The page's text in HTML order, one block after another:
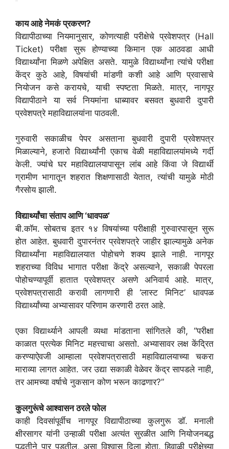
काय आहे नेमकं प्रकरण?
विद्यापीठाच्या नियमानुसार, कोणत्याही परीक्षेचे प्रवेशपत्र (Hall
Ticket) परीक्षा सुरू होण्याच्या किमान एक आठवडा आधी
विद्यार्थ्यांना मिळणे अपेक्षित असते. यामुळे विद्यार्थ्यांना त्यांचे परीक्षा
केंद्र कुठे आहे, विषयांची मांडणी कशी आहे आणि प्रवासाचे
नियोजन कसे करायचे, याची स्पष्टता मिळते. मात्र, नागपूर
विद्यापीठाने या सर्व नियमांना धाब्यावर बसवत बुधवारी दुपारी
प्रवेशपत्रे महाविद्यालयांना पाठवली.
गुरुवारी सकाळीच पेपर असताना बुधवारी दुपारी प्रवेशपत्र
मिळाल्याने, हजारो विद्यार्थ्यांनी एकाच वेळी महाविद्यालयांमध्ये गर्दी
केली. ज्यांचे घर महाविद्यालयापासून लांब आहे किंवा जे विद्यार्थी
ग्रामीण भागातून शहरात शिक्षणासाठी येतात, त्यांची यामुळे मोठी
गैरसोय झाली.
विद्यार्थ्यांचा संताप आणि ‘धावपळ’
बी.कॉम. सोबतच इतर १४ विषयांच्या परीक्षाही गुरुवारपासून सुरू
होत आहेत. बुधवारी दुपारनंतर प्रवेशपत्रे जाहीर झाल्यामुळे अनेक
विद्यार्थ्यांना महाविद्यालयात पोहोचणे शक्य झाले नाही. नागपूर
शहराच्या विविध भागात परीक्षा केंद्रे असल्याने, सकाळी पेपरला
पोहोचण्यापूर्वी हातात प्रवेशपत्र असणे अनिवार्य आहे. मात्र,
प्रवेशपत्रासाठी करावी लागणारी ही ‘लास्ट मिनिट’ धावपळ
विद्यार्थ्यांच्या अभ्यासावर परिणाम करणारी ठरत आहे.
एका विद्यार्थ्याने आपली व्यथा मांडताना सांगितले की, “परीक्षा
काळात प्रत्येक मिनिट महत्त्वाचा असतो. अभ्यासावर लक्ष केंद्रित
करण्याऐवजी आम्हाला प्रवेशपत्रासाठी महाविद्यालयाच्या चकरा
माराव्या लागत आहेत. जर उद्या सकाळी वेळेवर केंद्र सापडले नाही,
तर आमच्या वर्षाचे नुकसान कोण भरून काढणार?”
कुलगुरूंचे आश्वासन ठरले फोल
काही दिवसांपूर्वीच नागपूर विद्यापीठाच्या कुलगुरू डॉ. मनाली
क्षीरसागर यांनी उन्हाळी परीक्षा अत्यंत सुरळीत आणि नियोजनबद्ध
पद्धतीने पार पडतील, असा विश्वास दिला होता. हिवाळी परीक्षेच्या